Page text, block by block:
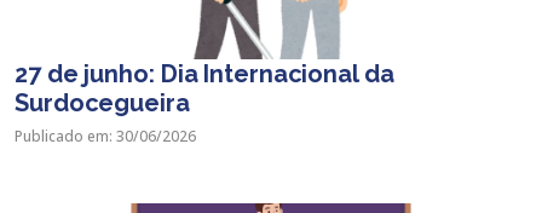
27 de junho: Dia Internacional da
Surdocegueira
Publicado em: 30/06/2026